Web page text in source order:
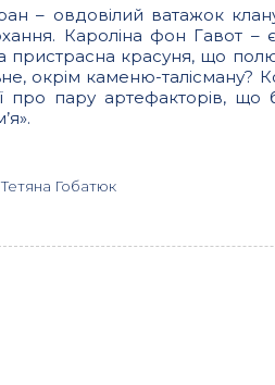
– овдовілий ватажок
Кароліна фон Гавот –
пристрасна красуня, що
окрім каменю-талісману?
про пару артефакторів,
Тетяна Гобатюк